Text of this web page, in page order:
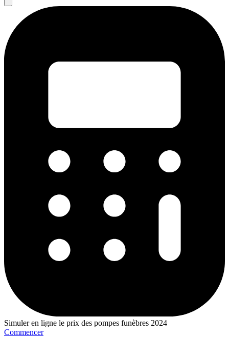
Simuler en ligne le prix des pompes funèbres 2024
Commencer